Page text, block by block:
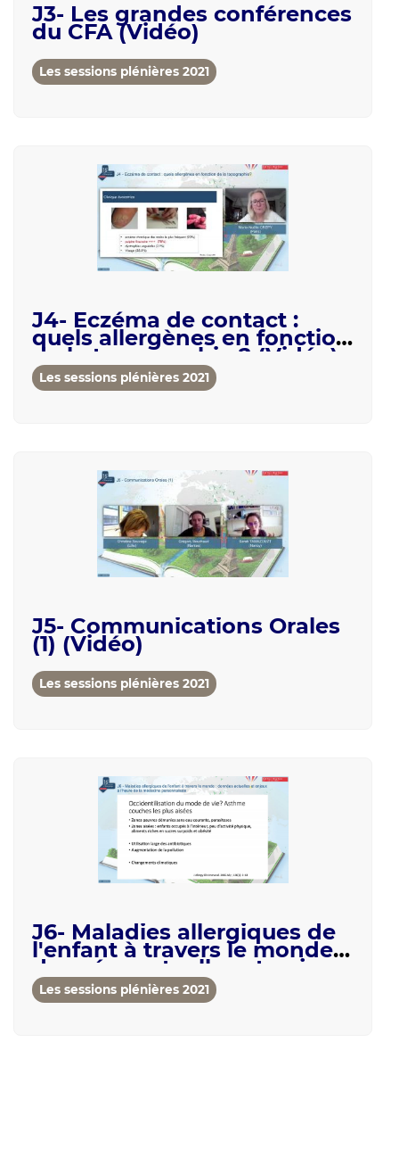
J3- Les grandes conférences
du CFA (Vidéo)
Les sessions plénières 2021
J4- Eczéma de contact :
quels allergènes en fonction
de la topographie ? (Vidéo)
Les sessions plénières 2021
J5- Communications Orales
(1) (Vidéo)
Les sessions plénières 2021
J6- Maladies allergiques de
l'enfant à travers le monde :
données actuelles et enjeux
à l'...
Les sessions plénières 2021